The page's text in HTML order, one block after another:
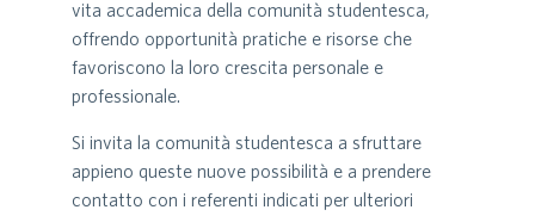
vita accademica della comunità studentesca,
offrendo opportunità pratiche e risorse che
favoriscono la loro crescita personale e
professionale.
Si invita la comunità studentesca a sfruttare
appieno queste nuove possibilità e a prendere
contatto con i referenti indicati per ulteriori